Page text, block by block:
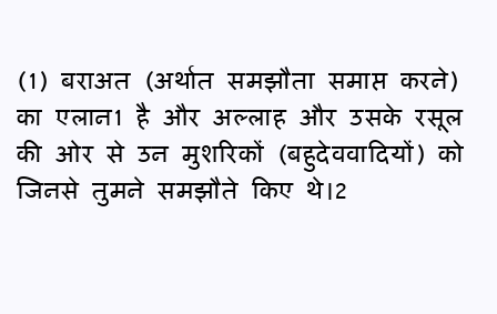
(1) बराअत (अर्थात समझौता समाप्त करने)
का एलान1 है और अल्लाह और उसके रसूल
की ओर से उन मुशरिकों (बहुदेववादियों) को
जिनसे तुमने समझौते किए थे।2